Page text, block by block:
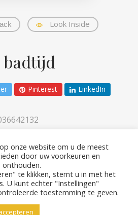
Look Inside
Pinterest LinkedIn
2026 Rebo Publishers
onze website om u de meest
door uw voorkeuren en
onthouden.
te klikken, stemt u in met het
U kunt echter "Instellingen"
toestemming te geven.